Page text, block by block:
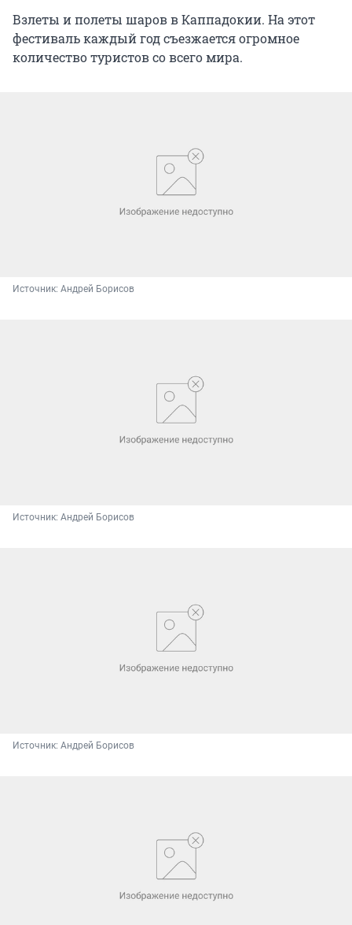
Взлеты и полеты шаров в Каппадокии. На этот
фестиваль каждый год съезжается огромное
количество туристов со всего мира.
Источник: Андрей Борисов
Источник: Андрей Борисов
Источник: Андрей Борисов